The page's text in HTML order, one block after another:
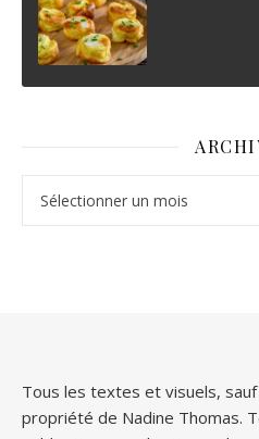
Tous les textes et visuels,
propriété de Nadine Thomas.